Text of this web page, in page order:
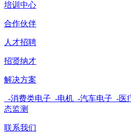
培训中心
合作伙伴
人才招聘
招贤纳才
解决方案
-消费类电子 -电机 -汽车电子 -医
态监测
联系我们